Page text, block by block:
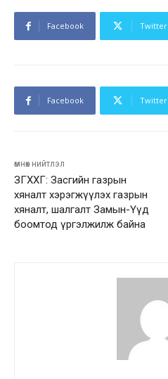
Facebook Twitter
Facebook Twitter
өмнөх нийтлэл
ЗГХХГ: Засгийн газрын
хяналт хэрэгжүүлэх газрын
хяналт, шалгалт Замын-Үүд
боомтод үргэлжилж байна